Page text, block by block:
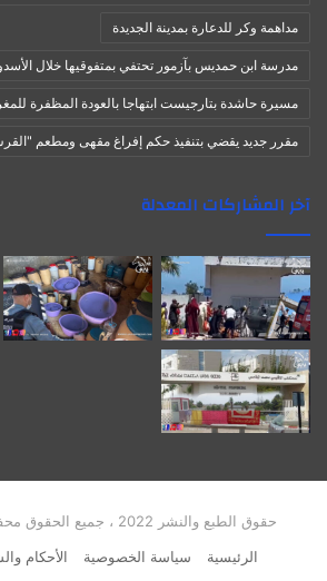
مداهمة وكر للدعارة بمدينة الجديدة
مدرسة ابن حمديس بآزمور تحتفي بمتفوقيها خلال
مسيرة حاشدة بتارجيست ابتهاجا بالعودة المظفرة
مقرر جديد يقضي بتنفيذ حكم إفراغ مقهى ومطعم
آخر المشاركات المعدلة
حقوق الطبع والنشر 2022 ، جميع الحقوق محفوظة للجديدة بريس
الرئيسية
سياسة الخصوصية الأحكام